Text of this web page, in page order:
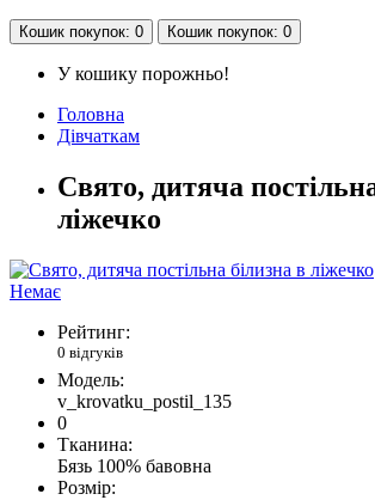
Кошик покупок: 0 Кошик покупок: 0
У кошику порожньо!
Головна
Дівчаткам
Свято, дитяча
ліжечко
Немає
Рейтинг:
0 відгуків
Модель:
v_krovatku_postil_135
0
Тканина:
Бязь 100% бавовна
Розмір: